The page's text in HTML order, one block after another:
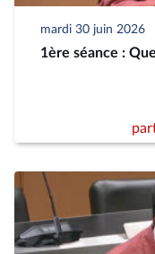
mardi 30 juin 2026
1ère séance :